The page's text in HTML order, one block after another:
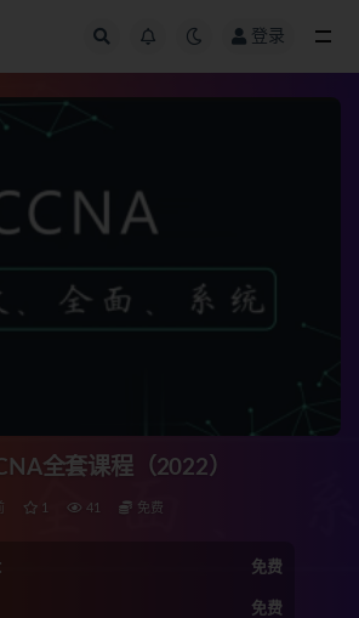
登录
全套课程（2022）
1 41 免费
免费
免费